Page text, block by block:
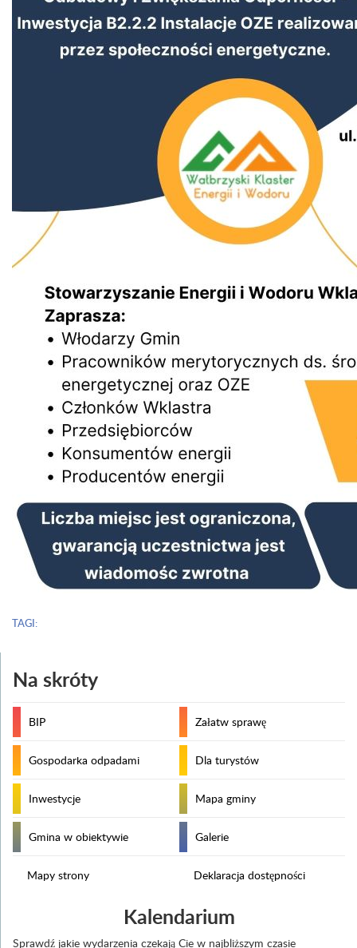
TAGI:
Na skróty
BIP Załatw sprawę
Gospodarka odpadami Dla turystów
Inwestycje Mapa gminy
Gmina w obiektywie Galerie
Mapy strony Deklaracja dostępności
Kalendarium
Sprawdź jakie wydarzenia czekają Cie w najbliższym czasie